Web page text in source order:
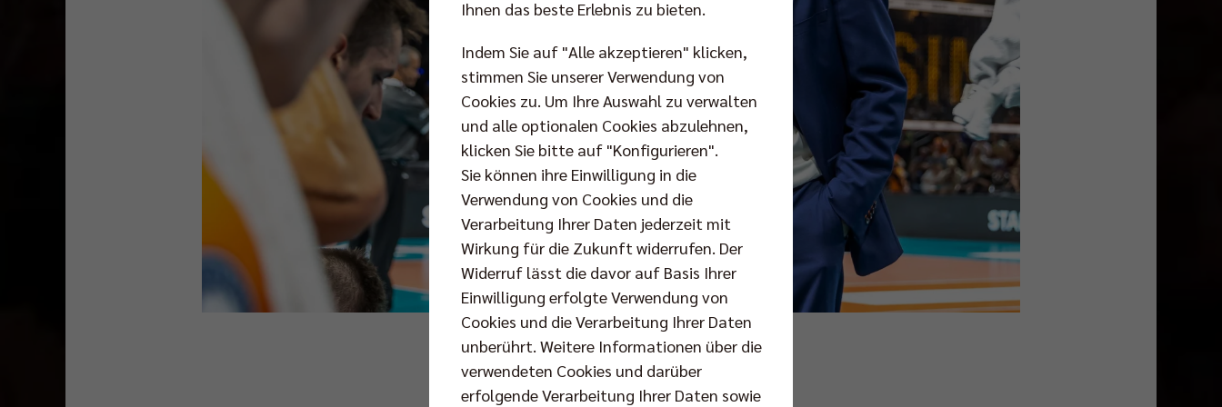
Foto: Andreas Gora
Ihnen das beste Erlebnis zu bieten.
Indem Sie auf "Alle akzeptieren" klicken,
stimmen Sie unserer Verwendung von
Cookies zu. Um Ihre Auswahl zu verwalten
und alle optionalen Cookies abzulehnen,
klicken Sie bitte auf "Konfigurieren".
Sie können ihre Einwilligung in die
Verwendung von Cookies und die
Verarbeitung Ihrer Daten jederzeit mit
Wirkung für die Zukunft widerrufen. Der
Widerruf lässt die davor auf Basis Ihrer
Einwilligung erfolgte Verwendung von
Cookies und die Verarbeitung Ihrer Daten
unberührt. Weitere Informationen über die
verwendeten Cookies und darüber
erfolgende Verarbeitung Ihrer Daten sowie